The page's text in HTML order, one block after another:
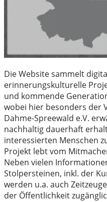
Die Website sammelt
erinnerungskulturelle
und kommende
wobei hier besonders der
Dahme-Spreewald e.V.
nachhaltig dauerhaft
interessierten Menschen
Projekt lebt vom
Neben vielen
Stolpersteinen, inkl. der
werden u.a. auch
der Öffentlichkeit